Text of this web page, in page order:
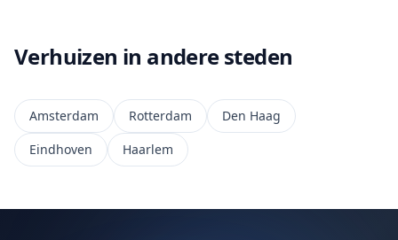
Verhuizen in andere steden
Amsterdam Rotterdam
Den Haag
Eindhoven
Haarlem